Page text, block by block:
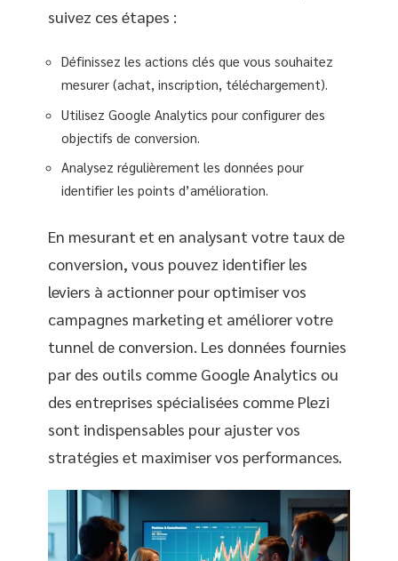
suivez ces étapes :
Définissez les actions clés que vous souhaitez
mesurer (achat, inscription, téléchargement).
Utilisez Google Analytics pour configurer des
objectifs de conversion.
Analysez régulièrement les données pour
identifier les points d’amélioration.
En mesurant et en analysant votre taux de
conversion, vous pouvez identifier les
leviers à actionner pour optimiser vos
campagnes marketing et améliorer votre
tunnel de conversion. Les données fournies
par des outils comme Google Analytics ou
des entreprises spécialisées comme Plezi
sont indispensables pour ajuster vos
stratégies et maximiser vos performances.